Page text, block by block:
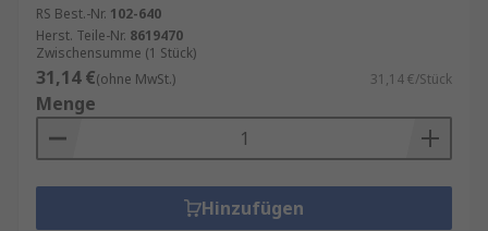
RS Best.-Nr. 102-640
Herst. Teile-Nr. 8619470
Zwischensumme (1 Stück)
31,14 €(ohne MwSt.) 31,14 €/Stück
Menge
Hinzufügen